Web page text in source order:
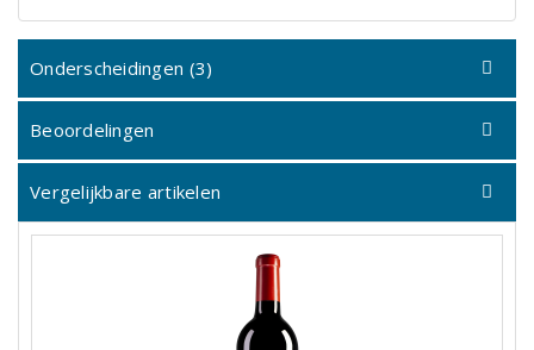
Onderscheidingen (3)
Beoordelingen
Vergelijkbare artikelen